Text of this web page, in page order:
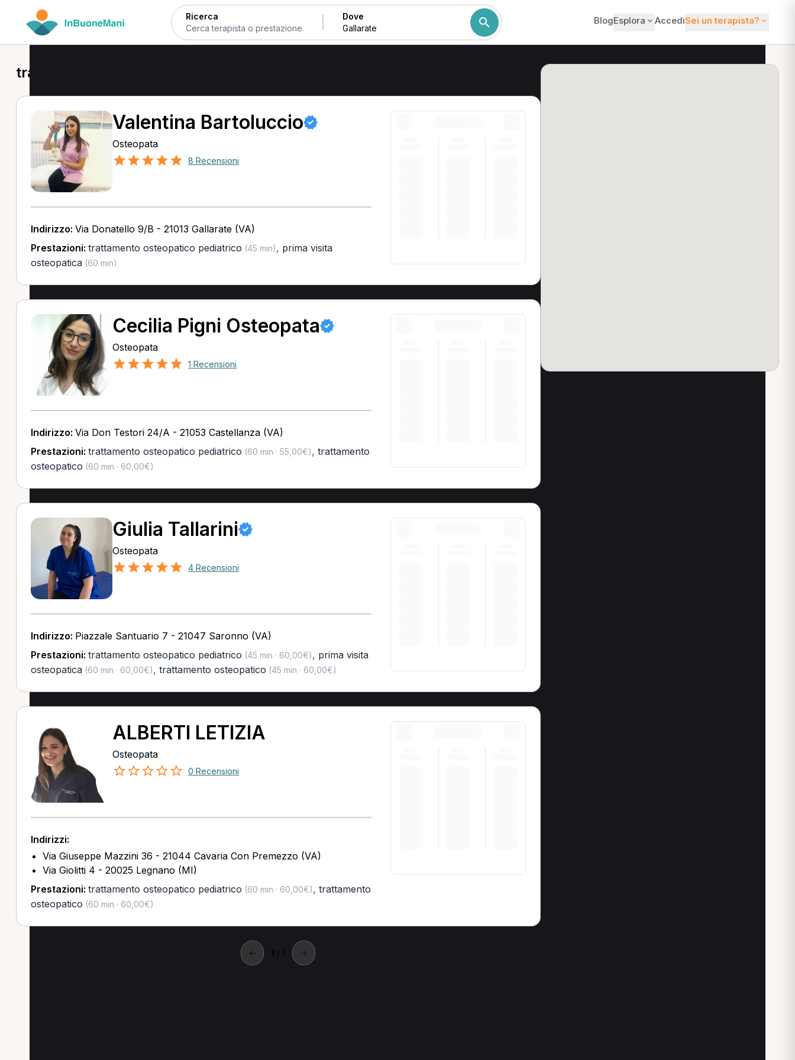
Ricerca Dove BlogEsplora AccediSei un terapista?
trattamento osteopatico pediatrico a Gallarate
Valentina Bartoluccio
Osteopata
8 Recensioni
Indirizzo: Via Donatello 9/B - 21013 Gallarate (VA)
Prestazioni: trattamento osteopatico pediatrico (45 min), prima visita
osteopatica(60 min)
Cecilia Pigni Osteopata
Osteopata
1 Recensioni
Indirizzo: Via Don Testori 24/A - 21053 Castellanza (VA)
Prestazioni: trattamento osteopatico pediatrico (60 min · 55,00€), trattamento
osteopatico (60 min · 60,00€)
Giulia Tallarini
Osteopata
4 Recensioni
Indirizzo: Piazzale Santuario 7 - 21047 Saronno (VA)
Prestazioni: trattamento osteopatico pediatrico (45 min · 60,00€), prima visita
osteopatica(60 min · 60,00€), trattamento osteopatico (45 min · 60,00€)
ALBERTI LETIZIA
Osteopata
0 Recensioni
Indirizzi:
Via Giuseppe Mazzini 36 - 21044 Cavaria Con Premezzo (VA)
Via Giolitti 4 - 20025 Legnano (MI)
Prestazioni: trattamento osteopatico pediatrico (60 min · 60,00€), trattamento
osteopatico (60 min · 60,00€)
← 1 / 1 →